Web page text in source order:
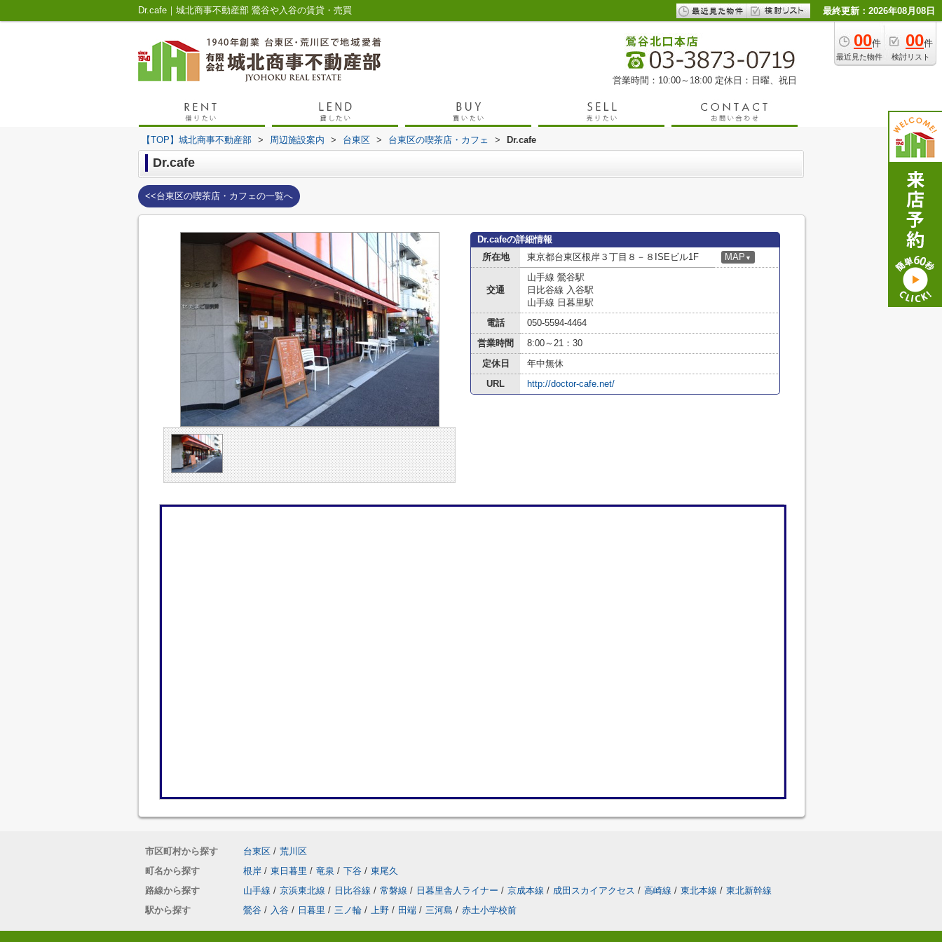
Dr.cafe｜城北商事不動産部 鶯谷や入谷の賃貸・売買 最終更新：2026年08月08日
00件
最近見た物件
00件
検討リスト
営業時間：10:00～18:00 定休日：日曜、祝日
【TOP】城北商事不動産部 > 周辺施設案内 > 台東区 > 台東区の喫茶店・カフェ > Dr.cafe
Dr.cafe
<<台東区の喫茶店・カフェの一覧へ
Dr.cafeの詳細情報
所在地
東京都台東区根岸３丁目８－８ISEビル1F MAP ▼
交通
山手線 鶯谷駅
日比谷線 入谷駅
山手線 日暮里駅
電話
050-5594-4464
営業時間
8:00～21：30
定休日
年中無休
URL
http://doctor-cafe.net/
市区町村から探す 台東区 / 荒川区
町名から探す
根岸 / 東日暮里 / 竜泉 / 下谷 / 東尾久
路線から探す
山手線 / 京浜東北線 / 日比谷線 / 常磐線 / 日暮里舎人ライナー / 京成本線 / 成田スカイアクセス / 高崎線 / 東北本線 / 東北新幹線
駅から探す
鶯谷 / 入谷 / 日暮里 / 三ノ輪 / 上野 / 田端 / 三河島 / 赤土小学校前